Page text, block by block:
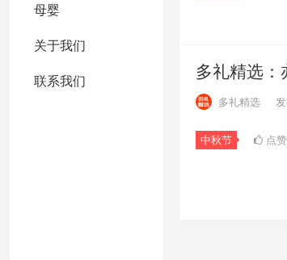
母婴
关于我们
联系我们
多礼精选：
多礼精选
中秋节 点